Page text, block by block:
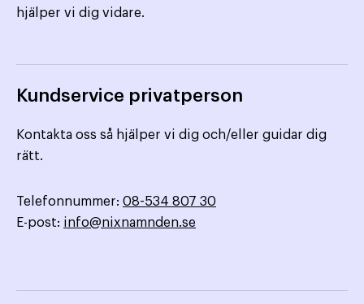
hjälper vi dig vidare.
Kundservice privatperson
Kontakta oss så hjälper vi dig och/eller guidar dig
rätt.
Telefonnummer: 08-534 807 30
E-post: info@nixnamnden.se